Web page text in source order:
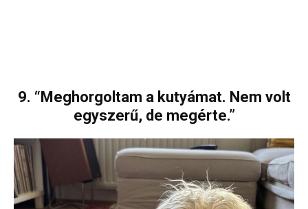
9. “Meghorgoltam a kutyámat. Nem volt
egyszerű, de megérte.”